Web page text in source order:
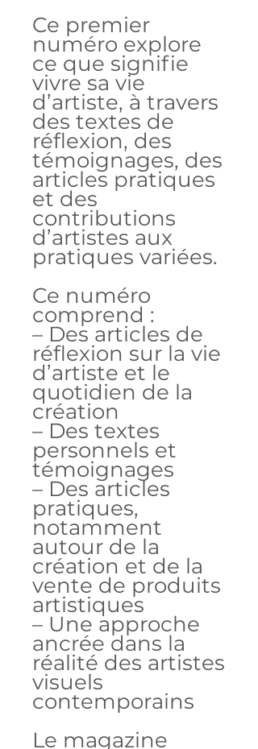
Ce premier
numéro explore
ce que signifie
vivre sa vie
d’artiste, à travers
des textes de
réflexion, des
témoignages, des
articles pratiques
et des
contributions
d’artistes aux
pratiques variées.
Ce numéro
comprend :
– Des articles de
réflexion sur la vie
d’artiste et le
quotidien de la
création
– Des textes
personnels et
témoignages
– Des articles
pratiques,
notamment
autour de la
création et de la
vente de produits
artistiques
– Une approche
ancrée dans la
réalité des artistes
visuels
contemporains
Le magazine